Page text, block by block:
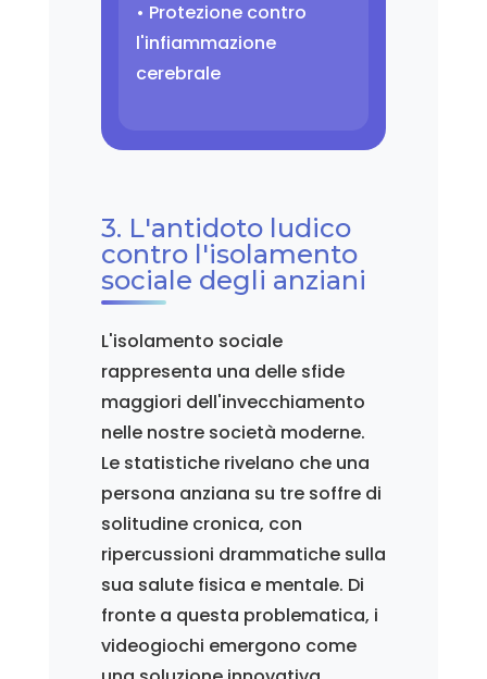
• Protezione contro
l'infiammazione
cerebrale
3. L'antidoto ludico
contro l'isolamento
sociale degli anziani
L'isolamento sociale
rappresenta una delle sfide
maggiori dell'invecchiamento
nelle nostre società moderne.
Le statistiche rivelano che una
persona anziana su tre soffre di
solitudine cronica, con
ripercussioni drammatiche sulla
sua salute fisica e mentale. Di
fronte a questa problematica, i
videogiochi emergono come